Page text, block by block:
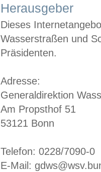
Herausgeber
Dieses
Wasserstraßen und
Präsidenten.
Adresse:
Generaldirektion
Am Propsthof 51
53121 Bonn
Telefon: 0228/7090-0
E-Mail: